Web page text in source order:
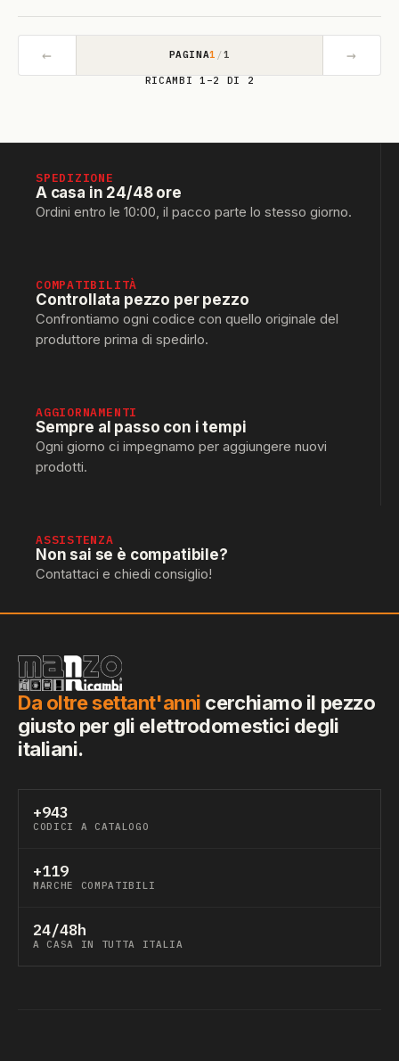
← PAGINA1 /1 →
RICAMBI 1–2 DI 2
SPEDIZIONE
A casa in 24/48 ore
Ordini entro le 10:00, il pacco parte lo stesso giorno.
COMPATIBILITÀ
Controllata pezzo per pezzo
Confrontiamo ogni codice con quello originale del
produttore prima di spedirlo.
AGGIORNAMENTI
Sempre al passo con i tempi
Ogni giorno ci impegnamo per aggiungere nuovi
prodotti.
ASSISTENZA
Non sai se è compatibile?
Contattaci e chiedi consiglio!
Da oltre settant'anni cerchiamo il pezzo
giusto per gli elettrodomestici degli
italiani.
+943
CODICI A CATALOGO
+119
MARCHE COMPATIBILI
24/48h
A CASA IN TUTTA ITALIA